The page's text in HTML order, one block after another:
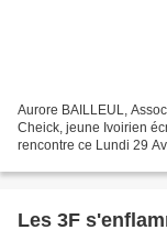
Aurore BAILLEUL,
Cheick, jeune Ivoirien
rencontre ce Lundi 29
Les 3F